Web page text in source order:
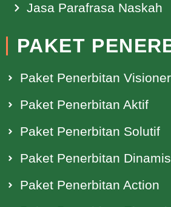
Jasa Parafrasa Naskah
PAKET
Paket Penerbitan Visioner
Paket Penerbitan Aktif
Paket Penerbitan Solutif
Paket Penerbitan Dinamis
Paket Penerbitan Action